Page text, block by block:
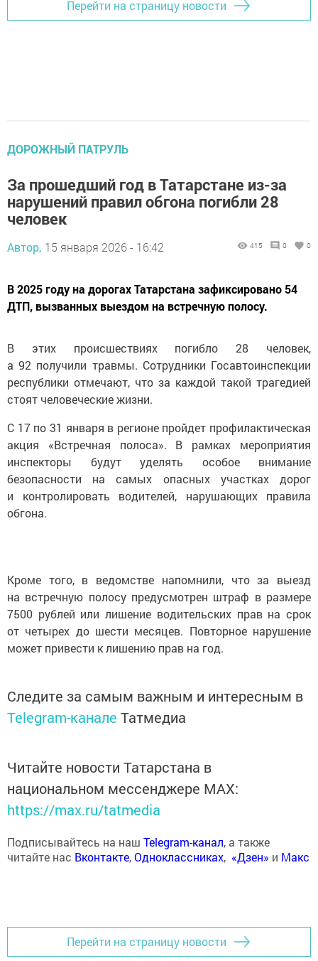
Перейти на страницу новости
ДОРОЖНЫЙ ПАТРУЛЬ
За прошедший год в Татарстане из-за
нарушений правил обгона погибли 28
человек
Автор, 15 января 2026 - 16:42 415 0 0
В 2025 году на дорогах Татарстана зафиксировано 54
ДТП, вызванных выездом на встречную полосу.
В этих происшествиях погибло 28 человек,
а 92 получили травмы. Сотрудники Госавтоинспекции
республики отмечают, что за каждой такой трагедией
стоят человеческие жизни.
С 17 по 31 января в регионе пройдет профилактическая
акция «Встречная полоса». В рамках мероприятия
инспекторы будут уделять особое внимание
безопасности на самых опасных участках дорог
и контролировать водителей, нарушающих правила
обгона.
Кроме того, в ведомстве напомнили, что за выезд
на встречную полосу предусмотрен штраф в размере
7500 рублей или лишение водительских прав на срок
от четырех до шести месяцев. Повторное нарушение
может привести к лишению прав на год.
Следите за самым важным и интересным в
Telegram-канале Татмедиа
Читайте новости Татарстана в
национальном мессенджере MАХ:
https://max.ru/tatmedia
Подписывайтесь на наш Telegram-канал, а также
читайте нас Вконтакте,Одноклассниках, «Дзен» и Макс
Перейти на страницу новости